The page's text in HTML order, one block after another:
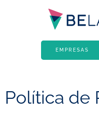
EMPRESAS
Política de